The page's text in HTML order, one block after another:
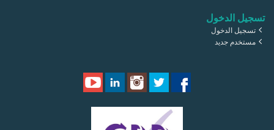
تسجيل الدخول
تسجيل الدخول
مستخدم جديد